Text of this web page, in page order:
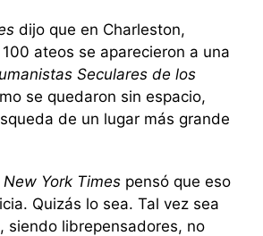
dijo que en Charleston,
ateos se aparecieron a una
Seculares de los
se quedaron sin espacio,
de un lugar más grande
New York Times pensó que eso
Quizás lo sea. Tal vez sea
siendo librepensadores, no